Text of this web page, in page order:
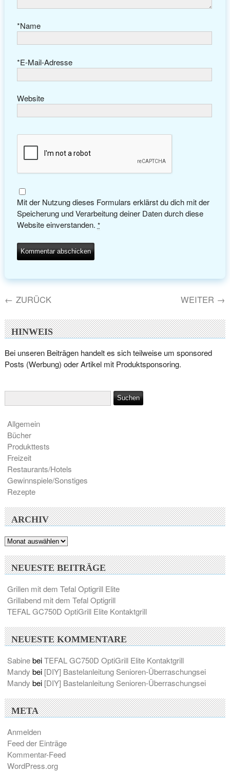
Name
*
E-Mail-Adresse
*
Website
Mit der Nutzung dieses Formulars erklärst du dich mit der
Speicherung und Verarbeitung deiner Daten durch diese
Website einverstanden. *
← ZURÜCK WEITER →
HINWEIS
Bei unseren Beiträgen handelt es sich teilweise um sponsored
Posts (Werbung) oder Artikel mit Produktsponsoring.
Allgemein
Bücher
Produkttests
Freizeit
Restaurants/Hotels
Gewinnspiele/Sonstiges
Rezepte
ARCHIV
Archiv
NEUESTE BEITRÄGE
Grillen mit dem Tefal Optigrill Elite
Grillabend mit dem Tefal Optigrill
TEFAL GC750D OptiGrill Elite Kontaktgrill
NEUESTE KOMMENTARE
SabinebeiTEFAL GC750D OptiGrill Elite Kontaktgrill
Mandy bei [DIY] Bastelanleitung Senioren-Überraschungsei
Mandy bei [DIY] Bastelanleitung Senioren-Überraschungsei
META
Anmelden
Feed der Einträge
Kommentar-Feed
WordPress.org